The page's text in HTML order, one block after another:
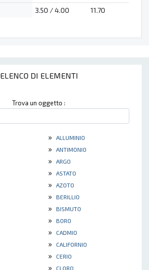
ELENCO DI ELEMENTI
Trova un oggetto :
» ALLUMINIO
» ANTIMONIO
» ARGO
» ASTATO
» AZOTO
» BERILLIO
» BISMUTO
» BORO
» CADMIO
» CALIFORNIO
» CERIO
» CLORO
3.50 / 4.00 11.70